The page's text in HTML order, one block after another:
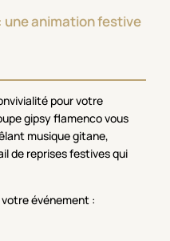
une animation festive
pour votre
gipsy flamenco vous
musique gitane,
de reprises festives qui
votre événement :